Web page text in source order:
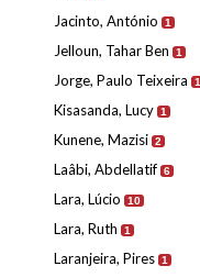
Jacinto, António 1
Jelloun, Tahar Ben 1
Jorge, Paulo Teixeira 1
Kisasanda, Lucy 1
Kunene, Mazisi 2
Laâbi, Abdellatif 6
Lara, Lúcio 10
Lara, Ruth 1
Laranjeira, Pires 1